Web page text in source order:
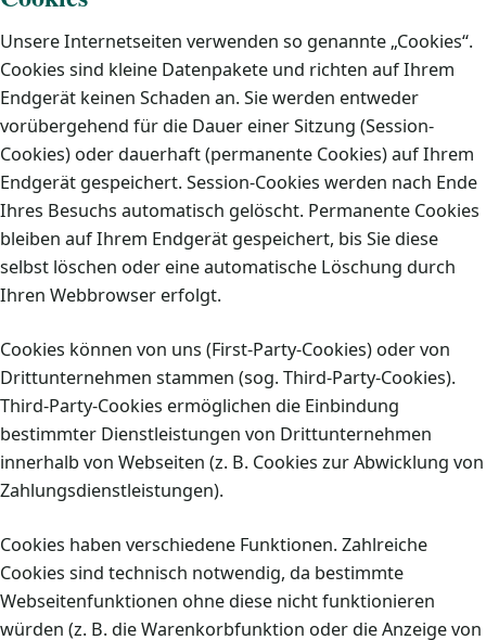
Unsere Internetseiten verwenden so genannte „Cookies“.
Cookies sind kleine Datenpakete und richten auf Ihrem
Endgerät keinen Schaden an. Sie werden entweder
vorübergehend für die Dauer einer Sitzung (Session-
Cookies) oder dauerhaft (permanente Cookies) auf Ihrem
Endgerät gespeichert. Session-Cookies werden nach Ende
Ihres Besuchs automatisch gelöscht. Permanente Cookies
bleiben auf Ihrem Endgerät gespeichert, bis Sie diese
selbst löschen oder eine automatische Löschung durch
Ihren Webbrowser erfolgt.
Cookies können von uns (First-Party-Cookies) oder von
Drittunternehmen stammen (sog. Third-Party-Cookies).
Third-Party-Cookies ermöglichen die Einbindung
bestimmter Dienstleistungen von Drittunternehmen
innerhalb von Webseiten (z. B. Cookies zur Abwicklung von
Zahlungsdienstleistungen).
Cookies haben verschiedene Funktionen. Zahlreiche
Cookies sind technisch notwendig, da bestimmte
Webseitenfunktionen ohne diese nicht funktionieren
würden (z. B. die Warenkorbfunktion oder die Anzeige von